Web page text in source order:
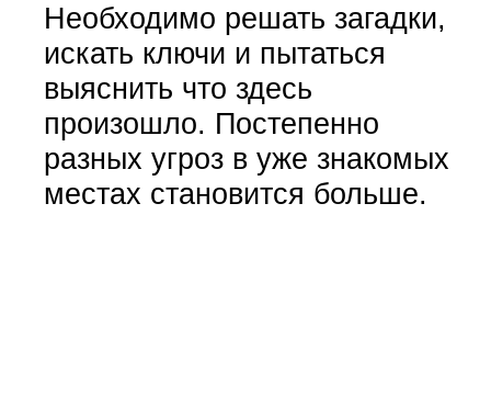
Необходимо решать загадки,
искать ключи и пытаться
выяснить что здесь
произошло. Постепенно
разных угроз в уже знакомых
местах становится больше.